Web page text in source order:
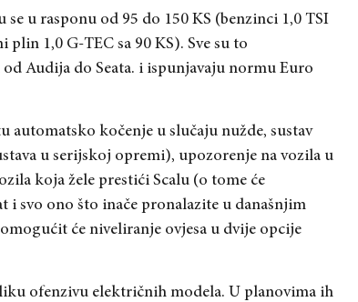
u rasponu od 95 do 150 KS (benzinci 1,0 TSI
1,0 G-TEC sa 90 KS). Sve su to
Audija do Seata. i ispunjavaju normu Euro
automatsko kočenje u slučaju nužde, sustav
u serijskoj opremi), upozorenje na vozila u
koja žele prestići Scalu (o tome će
i svo ono što inače pronalazite u današnjim
će niveliranje ovjesa u dvije opcije
ofenzivu električnih modela. U planovima ih